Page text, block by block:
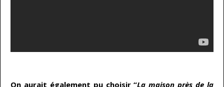
On aurait également pu choisir “La maison près de la